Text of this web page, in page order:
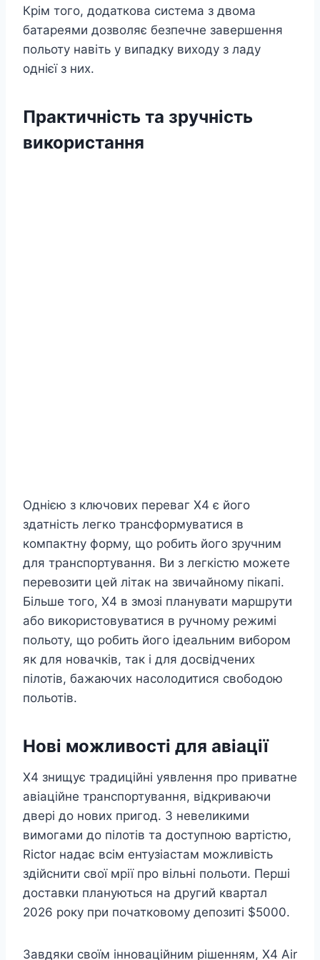
Крім того, додаткова система з двома
батареями дозволяє безпечне завершення
польоту навіть у випадку виходу з ладу
однієї з них.
Практичність та зручність
використання
Однією з ключових переваг X4 є його
здатність легко трансформуватися в
компактну форму, що робить його зручним
для транспортування. Ви з легкістю можете
перевозити цей літак на звичайному пікапі.
Більше того, X4 в змозі планувати маршрути
або використовуватися в ручному режимі
польоту, що робить його ідеальним вибором
як для новачків, так і для досвідчених
пілотів, бажаючих насолодитися свободою
польотів.
Нові можливості для авіації
X4 знищує традиційні уявлення про приватне
авіаційне транспортування, відкриваючи
двері до нових пригод. З невеликими
вимогами до пілотів та доступною вартістю,
Rictor надає всім ентузіастам можливість
здійснити свої мрії про вільні польоти. Перші
доставки плануються на другий квартал
2026 року при початковому депозиті $5000.
Завдяки своїм інноваційним рішенням, X4 Air